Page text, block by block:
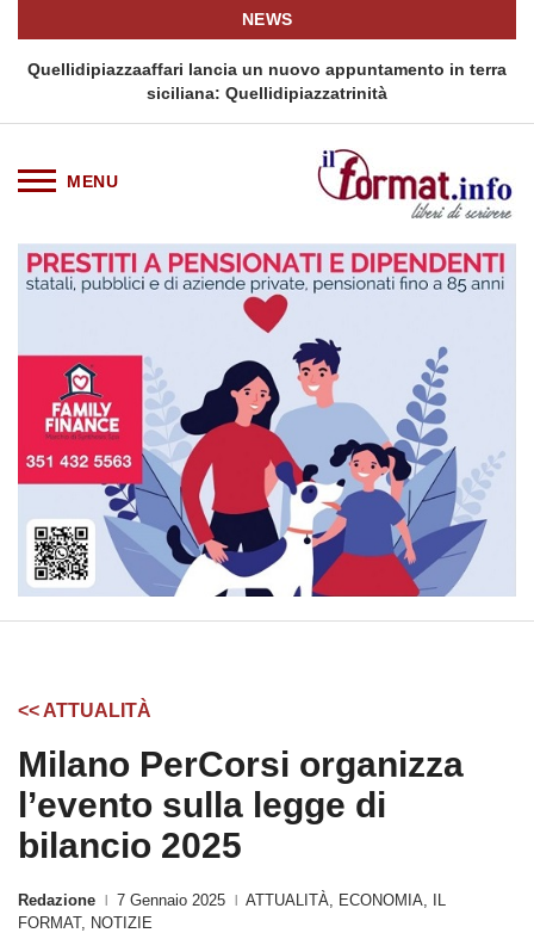
NEWS
Quellidipiazzaaffari lancia un nuovo appuntamento in terra
siciliana: Quellidipiazzatrinità
<< ATTUALITÀ
Milano PerCorsi organizza
l’evento sulla legge di
bilancio 2025
Redazione 7 Gennaio 2025 ATTUALITÀ, ECONOMIA,
IL
FORMAT, NOTIZIE